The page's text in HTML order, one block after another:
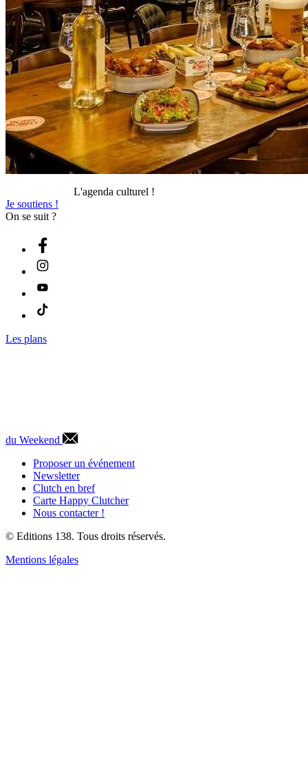
L'agenda culturel !
Je soutiens !
On se suit ?
Les plans
du Weekend
Proposer un événement
Newsletter
Clutch en bref
Carte Happy Clutcher
Nous contacter !
© Editions 138. Tous droits réservés.
Mentions légales